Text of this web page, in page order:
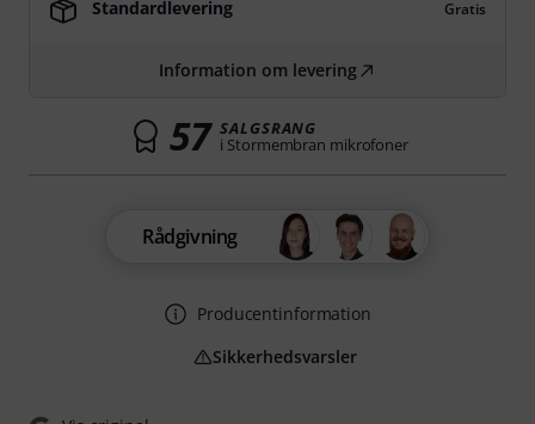
Standardlevering Gratis
Information om levering
57 SALGSRANG
i Stormembran mikrofoner
Rådgivning
Producentinformation
Sikkerhedsvarsler